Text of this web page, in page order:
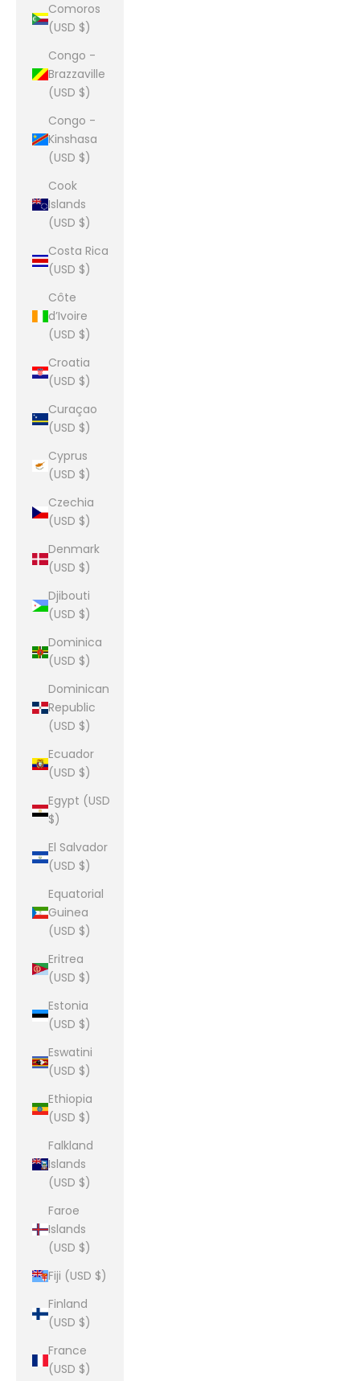
Comoros
(USD $)
Congo -
Brazzaville
(USD $)
Congo -
Kinshasa
(USD $)
Cook
Islands
(USD $)
Costa Rica
(USD $)
Côte
d’Ivoire
(USD $)
Croatia
(USD $)
Curaçao
(USD $)
Cyprus
(USD $)
Czechia
(USD $)
Denmark
(USD $)
Djibouti
(USD $)
Dominica
(USD $)
Dominican
Republic
(USD $)
Ecuador
(USD $)
Egypt (USD
$)
El Salvador
(USD $)
Equatorial
Guinea
(USD $)
Eritrea
(USD $)
Estonia
(USD $)
Eswatini
(USD $)
Ethiopia
(USD $)
Falkland
Islands
(USD $)
Faroe
Islands
(USD $)
Fiji (USD $)
Finland
(USD $)
France
(USD $)